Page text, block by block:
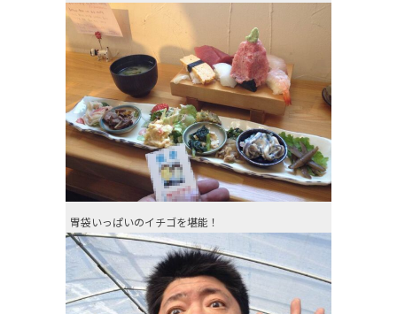
胃袋いっぱいのイチゴを堪能！